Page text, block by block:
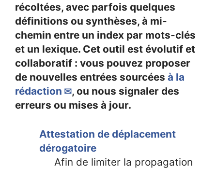
récoltées, avec parfois quelques
définitions ou synthèses, à mi-
chemin entre un index par mots-clés
et un lexique. Cet outil est évolutif et
collaboratif : vous pouvez proposer
de nouvelles entrées sourcéesà la
rédaction
, ou nous signaler des
erreurs ou mises à jour.
Attestation de déplacement
dérogatoire
Afin de limiter la propagation